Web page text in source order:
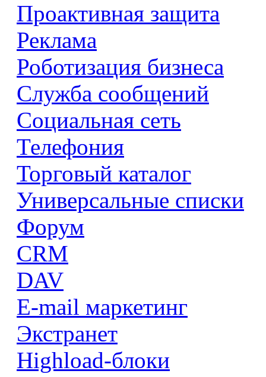
Проактивная защита
Реклама
Роботизация бизнеса
Служба сообщений
Социальная сеть
Телефония
Торговый каталог
Универсальные списки
Форум
CRM
DAV
E-mail маркетинг
Экстранет
Highload-блоки